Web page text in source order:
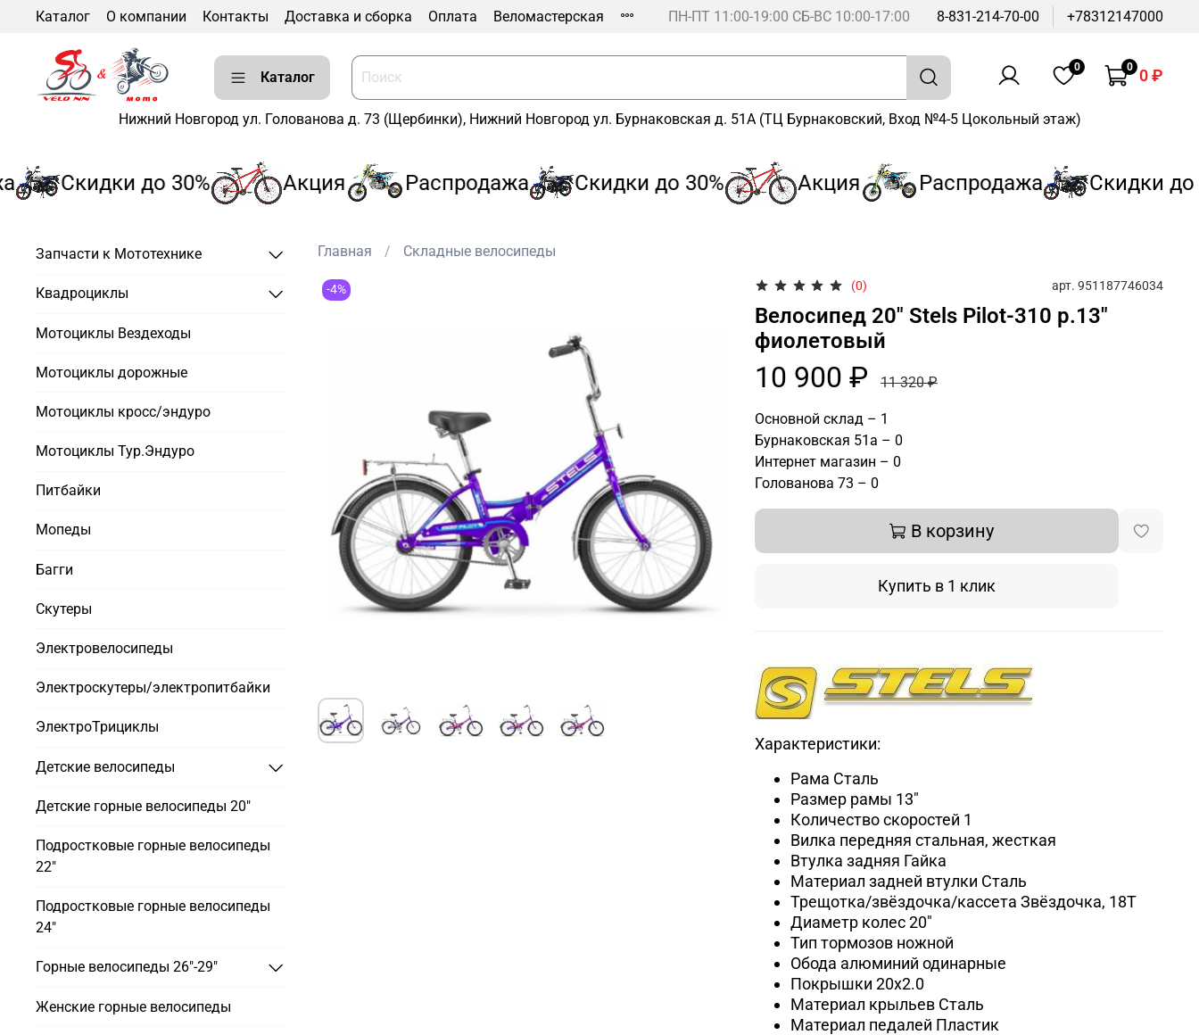
Каталог О компании Контакты Доставка и сборка Оплата Веломастерская ПН-ПТ 11:00-19:00 СБ-ВС 10:00-17:00 8-831-214-70-00 +78312147000
Каталог
0 0 0 ₽
Нижний Новгород ул. Голованова д. 73 (Щербинки), Нижний Новгород ул. Бурнаковская д. 51А (ТЦ Бурнаковский, Вход №4-5 Цокольный этаж)
Скидки до 30% Акция Распродажа Скидки до 30% Акция Распродажа Скидки до
Главная Складные велосипеды
-4% (0) арт. 951187746034
Велосипед 20" Stels Pilot-310 р.13"
фиолетовый
10 900 ₽ 11 320 ₽
Основной склад – 1
Бурнаковская 51а – 0
Интернет магазин – 0
Голованова 73 – 0
В корзину
Купить в 1 клик
Характеристики:
Рама Сталь
Размер рамы 13"
Количество скоростей 1
Вилка передняя cтальная, жесткая
Втулка задняя Гайка
Материал задней втулки Сталь
Трещотка/звёздочка/кассета Звёздочка, 18Т
Диаметр колес20"
Тип тормозов ножной
Обода алюминий одинарные
Покрышки 20x2.0
Материал крыльев Сталь
Материал педалей Пластик
Запчасти к Мототехнике
Квадроциклы
Мотоциклы Вездеходы
Мотоциклы дорожные
Мотоциклы кросс/эндуро
Мотоциклы Тур.Эндуро
Питбайки
Мопеды
Багги
Скутеры
Электровелосипеды
Электроскутеры/электропитбайки
ЭлектроТрициклы
Детские велосипеды
Детские горные велосипеды 20"
Подростковые горные велосипеды
22"
Подростковые горные велосипеды
24"
Горные велосипеды 26"-29"
Женские горные велосипеды